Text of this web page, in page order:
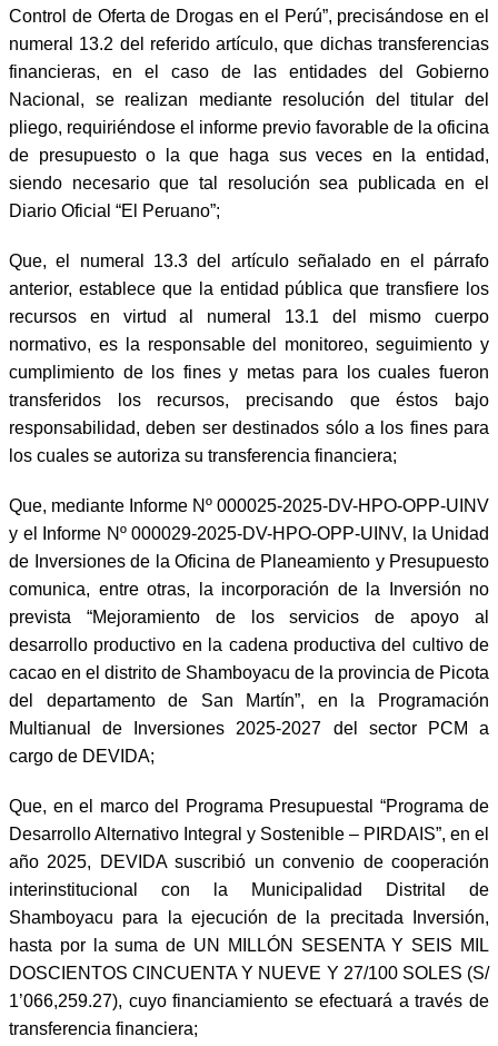
Control de Oferta de Drogas en el Perú”, precisándose en el
numeral 13.2 del referido artículo, que dichas transferencias
financieras, en el caso de las entidades del Gobierno
Nacional, se realizan mediante resolución del titular del
pliego, requiriéndose el informe previo favorable de la oficina
de presupuesto o la que haga sus veces en la entidad,
siendo necesario que tal resolución sea publicada en el
Diario Oficial “El Peruano”;
Que, el numeral 13.3 del artículo señalado en el párrafo
anterior, establece que la entidad pública que transfiere los
recursos en virtud al numeral 13.1 del mismo cuerpo
normativo, es la responsable del monitoreo, seguimiento y
cumplimiento de los fines y metas para los cuales fueron
transferidos los recursos, precisando que éstos bajo
responsabilidad, deben ser destinados sólo a los fines para
los cuales se autoriza su transferencia financiera;
Que, mediante Informe Nº 000025-2025-DV-HPO-OPP-UINV
y el Informe Nº 000029-2025-DV-HPO-OPP-UINV, la Unidad
de Inversiones de la Oficina de Planeamiento y Presupuesto
comunica, entre otras, la incorporación de la Inversión no
prevista “Mejoramiento de los servicios de apoyo al
desarrollo productivo en la cadena productiva del cultivo de
cacao en el distrito de Shamboyacu de la provincia de Picota
del departamento de San Martín”, en la Programación
Multianual de Inversiones 2025-2027 del sector PCM a
cargo de DEVIDA;
Que, en el marco del Programa Presupuestal “Programa de
Desarrollo Alternativo Integral y Sostenible – PIRDAIS”, en el
año 2025, DEVIDA suscribió un convenio de cooperación
interinstitucional con la Municipalidad Distrital de
Shamboyacu para la ejecución de la precitada Inversión,
hasta por la suma de UN MILLÓN SESENTA Y SEIS MIL
DOSCIENTOS CINCUENTA Y NUEVE Y 27/100 SOLES (S/
1’066,259.27), cuyo financiamiento se efectuará a través de
transferencia financiera;